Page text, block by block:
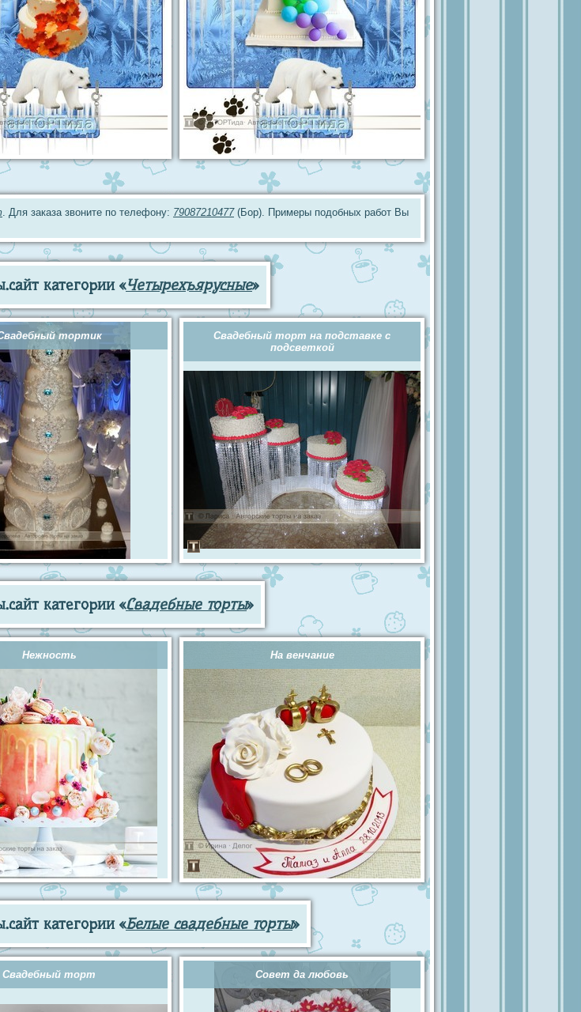
. Для заказа звоните по телефону: 79087210477(Бор). Примеры подобных работ Вы
категории «Четырехъярусные»
тортик
Свадебный торт на подставке с
подсветкой
категории «Свадебные торты»
Нежность На венчание
категории «Белые свадебные торты»
Свадебный торт Совет да любовь